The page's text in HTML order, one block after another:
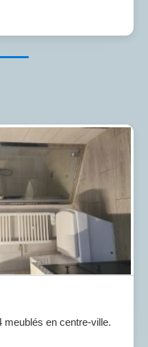
meublés en centre-ville.